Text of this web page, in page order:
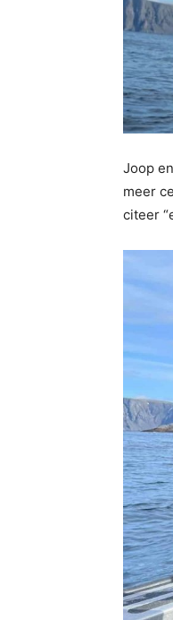
Joop
meer
citeer